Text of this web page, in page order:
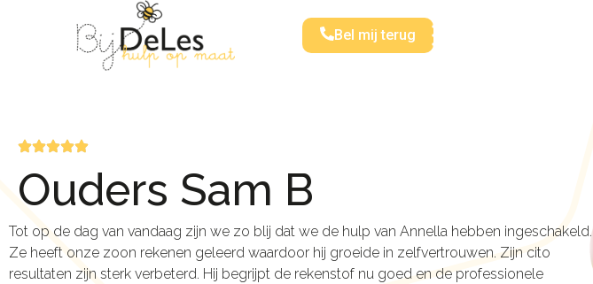
Bel mij terug
Ouders Sam B
Tot op de dag van vandaag zijn we zo blij dat we de hulp van Annella hebben ingeschakeld.
Ze heeft onze zoon rekenen geleerd waardoor hij groeide in zelfvertrouwen. Zijn cito
resultaten zijn sterk verbeterd. Hij begrijpt de rekenstof nu goed en de professionele